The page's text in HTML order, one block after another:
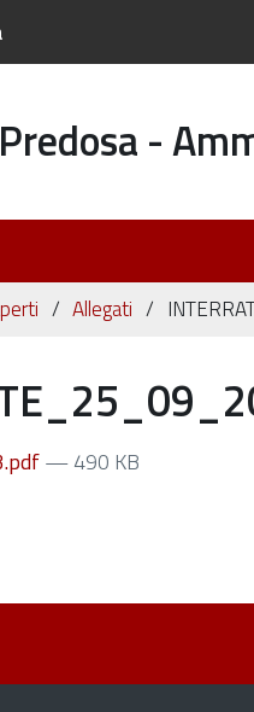
-
Allegati
— 490 KB